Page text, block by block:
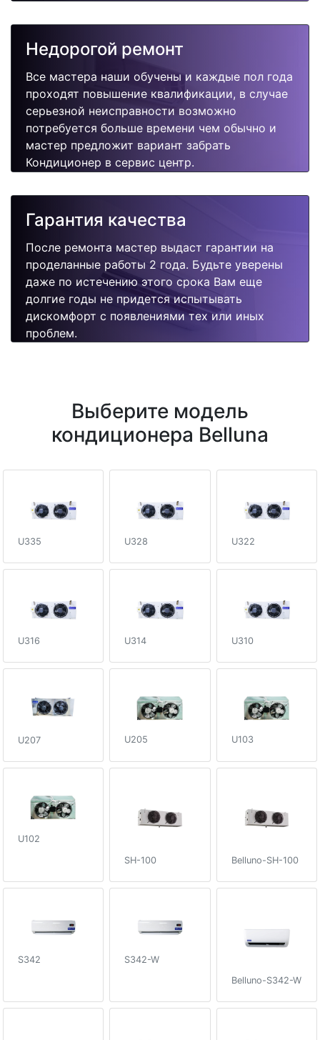
Недорогой ремонт
Все мастера наши обучены и каждые пол года
проходят повышение квалификации, в случае
серьезной неисправности возможно
потребуется больше времени чем обычно и
мастер предложит вариант забрать
Кондиционер в сервис центр.
Гарантия качества
После ремонта мастер выдаст гарантии на
проделанные работы 2 года. Будьте уверены
даже по истечению этого срока Вам еще
долгие годы не придется испытывать
дискомфорт с появлениями тех или иных
проблем.
Выберите модель
кондиционера Belluna
U335 U328 U322
U316 U314 U310
U207 U205 U103
U102
SH-100
Belluno-SH-100
S342
S342-W
Belluno-S342-W